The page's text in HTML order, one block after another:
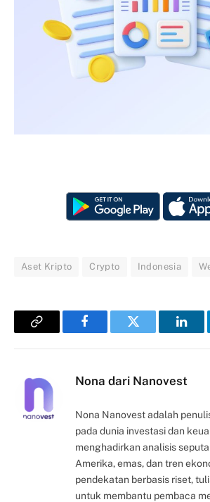
Aset Kripto Crypto Indonesia
Copy
FacebookTwitter
Nona dari Nanovest
Nona Nanovest adalah
pada dunia investasi dan
menghadirkan analisis
Amerika, emas, dan tren
pendekatan berbasis riset,
untuk membantu pembaca